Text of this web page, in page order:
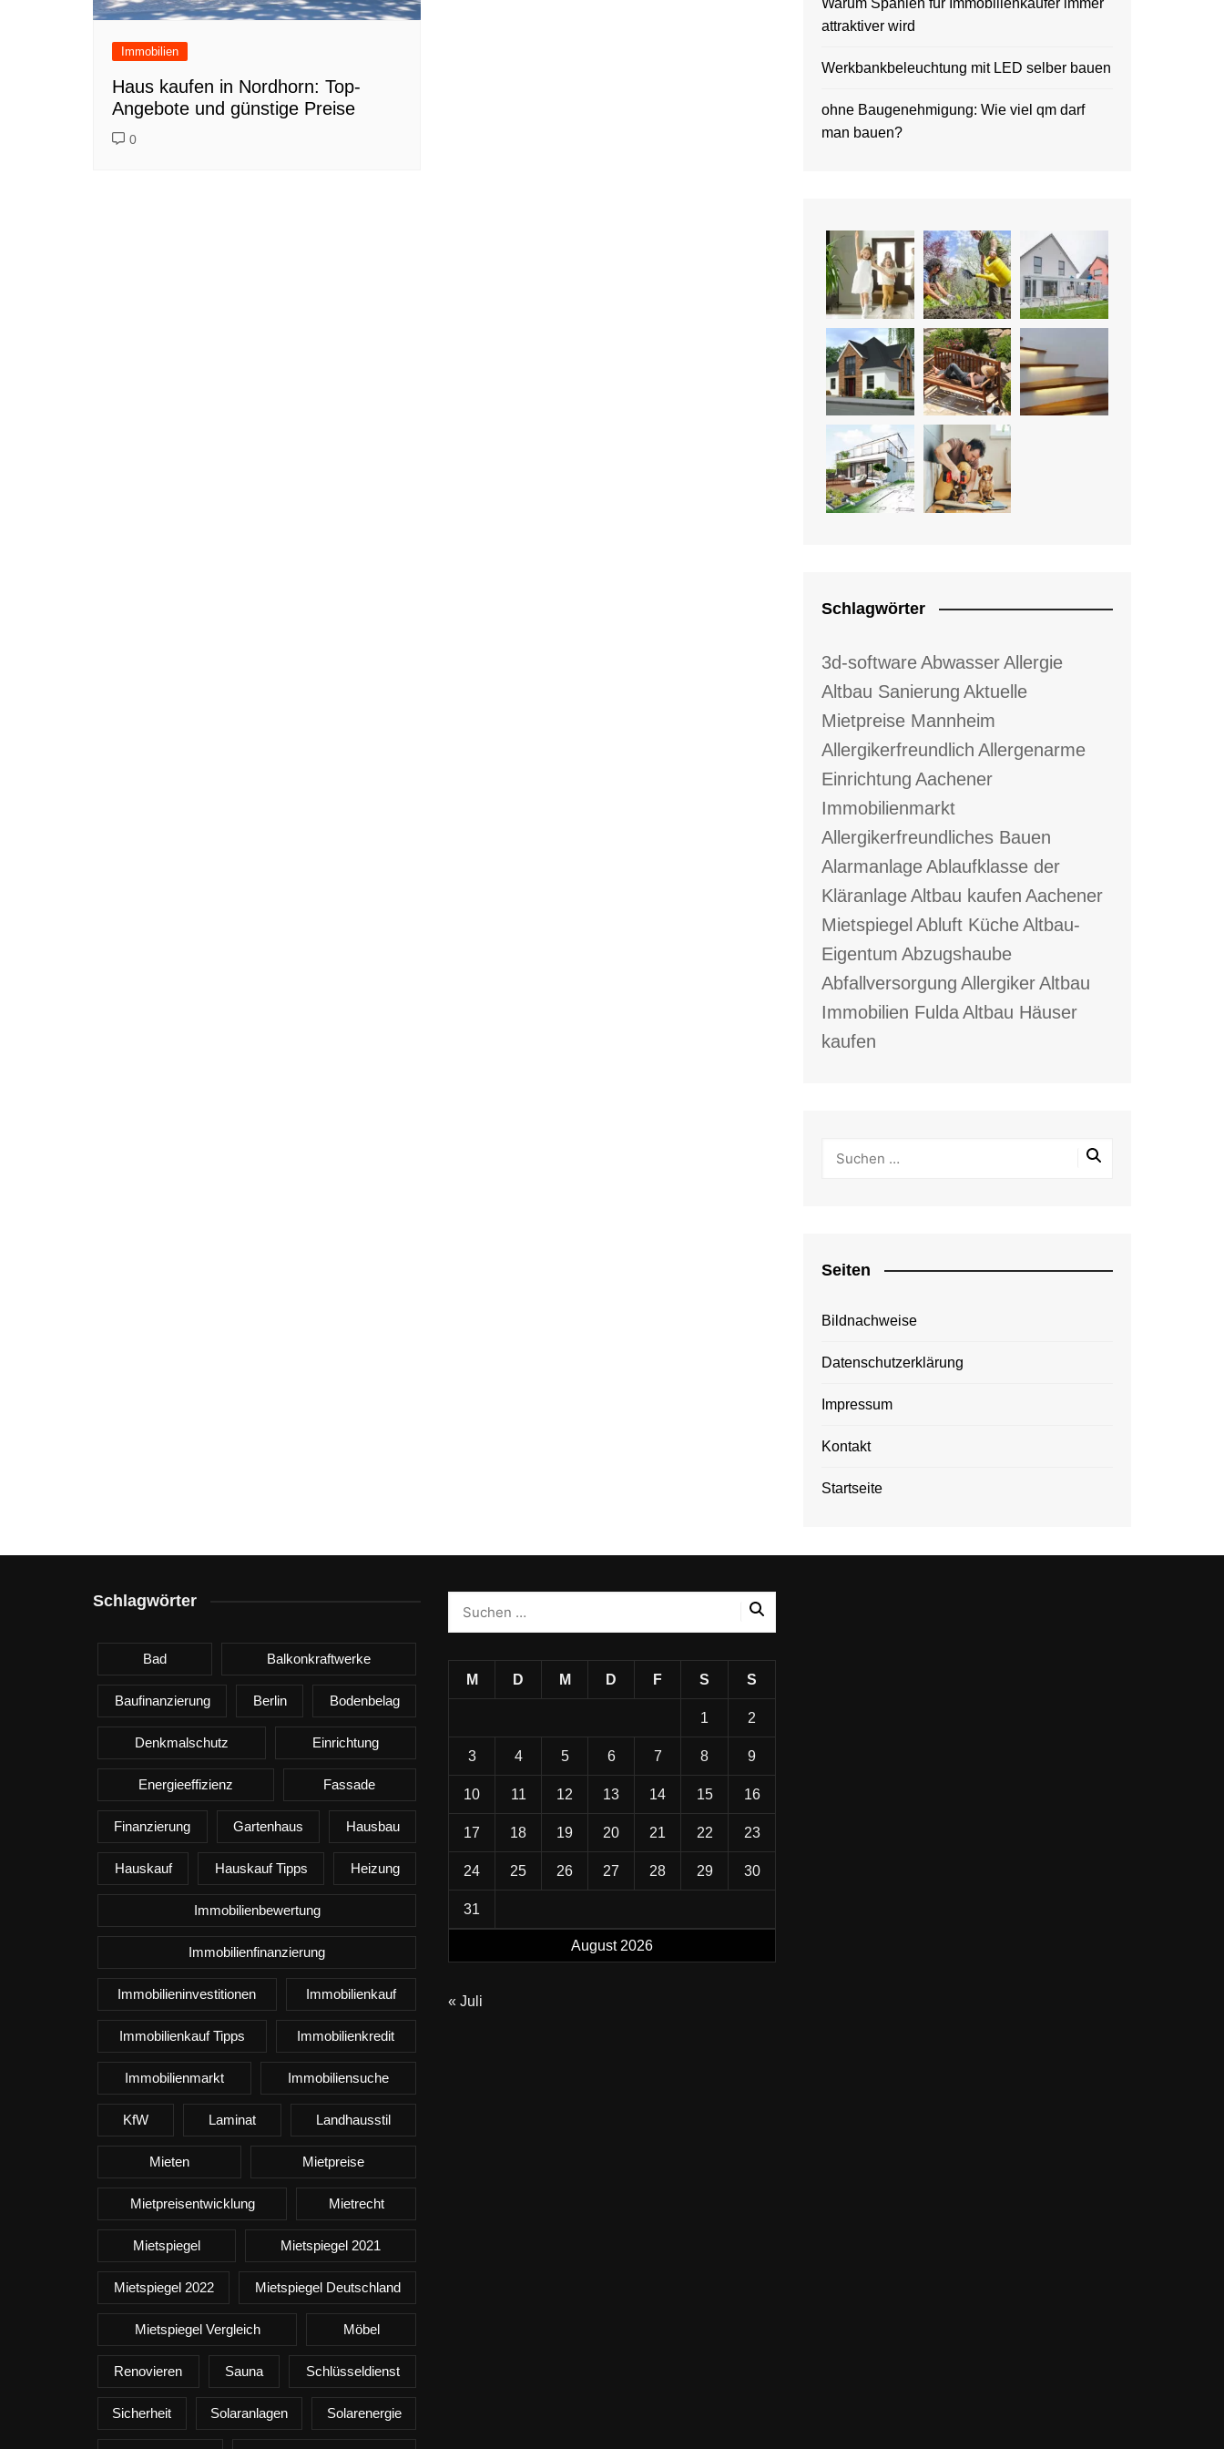
Immobilien
Haus kaufen in Nordhorn: Top-
Angebote und günstige Preise
0
Warum Spanien für Immobilienkäufer immer
attraktiver wird
Werkbankbeleuchtung mit LED selber bauen
ohne Baugenehmigung: Wie viel qm darf
man bauen?
Schlagwörter
3d-softwareAbwasserAllergie
Altbau Sanierung Aktuelle
Mietpreise Mannheim
Allergikerfreundlich Allergenarme
Einrichtung Aachener
Immobilienmarkt
Allergikerfreundliches Bauen
AlarmanlageAblaufklasse der
KläranlageAltbau kaufen Aachener
Mietspiegel Abluft KücheAltbau-
Eigentum Abzugshaube
Abfallversorgung AllergikerAltbau
Immobilien FuldaAltbau Häuser
kaufen
Seiten
Bildnachweise
Datenschutzerklärung
Impressum
Kontakt
Startseite
Schlagwörter
Bad Balkonkraftwerke
Baufinanzierung Berlin Bodenbelag
Denkmalschutz Einrichtung
Energieeffizienz Fassade
Finanzierung Gartenhaus Hausbau
Hauskauf Hauskauf Tipps Heizung
Immobilienbewertung
Immobilienfinanzierung
Immobilieninvestitionen Immobilienkauf
Immobilienkauf Tipps Immobilienkredit
Immobilienmarkt Immobiliensuche
KfW Laminat Landhausstil
Mieten Mietpreise
Mietpreisentwicklung Mietrecht
Mietspiegel Mietspiegel 2021
Mietspiegel 2022 Mietspiegel Deutschland
Mietspiegel Vergleich Möbel
Renovieren Sauna Schlüsseldienst
Sicherheit Solaranlagen Solarenergie
August 2026
M D M D F S S
1 2
3 4 5 6 7 8 9
10 11 12 13 14 15 16
17 18 19 20 21 22 23
24 25 26 27 28 29 30
31
« Juli